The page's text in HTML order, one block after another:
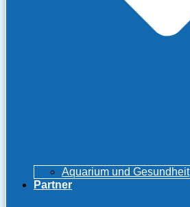
Aquarium und Gesundheit
Partner